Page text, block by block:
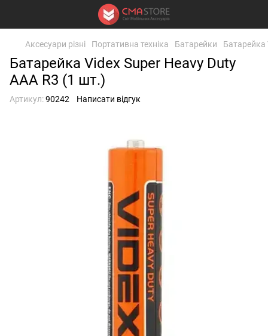
Аксесуари різні Портативна техніка Батарейки Батарейка
Батарейка Videx Super Heavy Duty
AAA R3 (1 шт.)
Артикул:90242 Написати відгук